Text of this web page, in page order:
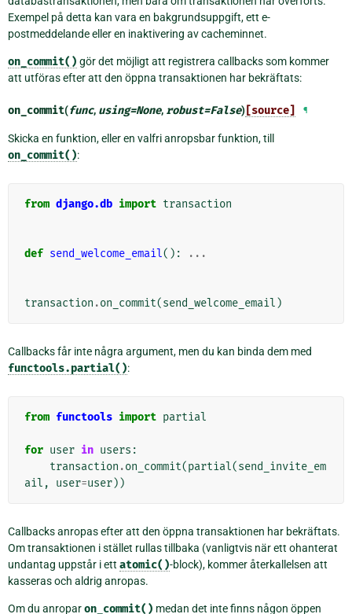
Exempel på detta kan vara en bakgrundsuppgift, ett e-
postmeddelande eller en inaktivering av cacheminnet.
on_commit() gör det möjligt att registrera callbacks som kommer
att utföras efter att den öppna transaktionen har bekräftats:
on_commit(func, using=None, robust=False) [source] ¶
Skicka en funktion, eller en valfri anropsbar funktion, till
on_commit():
from django.db import transaction
def send_welcome_email(): ...
transaction .on_commit(send_welcome_email )
Callbacks får inte några argument, men du kan binda dem med
functools.partial():
from functools import partial
for user in users :
transaction .on_commit(partial(send_invite_em
ail , user=user))
Callbacks anropas efter att den öppna transaktionen har bekräftats.
Om transaktionen i stället rullas tillbaka (vanligtvis när ett ohanterat
undantag uppstår i ett atomic()-block), kommer återkallelsen att
kasseras och aldrig anropas.
Om du anroparon_commit() medan det inte finns någon öppen